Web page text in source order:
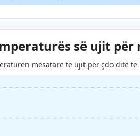
së ujit për
mesatare të ujit për çdo ditë